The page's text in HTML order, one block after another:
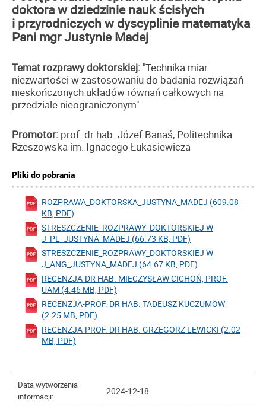
doktora w dziedzinie nauk ścisłych
i przyrodniczych w dyscyplinie matematyka
Pani mgr Justynie Madej
Temat rozprawy doktorskiej: "Technika miar
niezwartości w zastosowaniu do badania rozwiązań
nieskończonych układów równań całkowych na
przedziale nieograniczonym"
Promotor: prof. dr hab. Józef Banaś, Politechnika
Rzeszowska im. Ignacego Łukasiewicza
Pliki do pobrania
ROZPRAWA_DOKTORSKA_JUSTYNA_MADEJ (609.08
KB, PDF)
STRESZCZENIE_ROZPRAWY_DOKTORSKIEJ W
J_PL_JUSTYNA_MADEJ (66.73 KB, PDF)
STRESZCZENIE_ROZPRAWY_DOKTORSKIEJ W
J_ANG_JUSTYNA_MADEJ (64.67 KB, PDF)
RECENZJA-DR HAB. MIECZYSŁAW CICHOŃ, PROF.
UAM (4.46 MB, PDF)
RECENZJA-PROF. DR HAB. TADEUSZ KUCZUMOW
(2.25 MB, PDF)
RECENZJA-PROF. DR HAB. GRZEGORZ LEWICKI (2.02
MB, PDF)
Data wytworzenia
informacji:
2024-12-18